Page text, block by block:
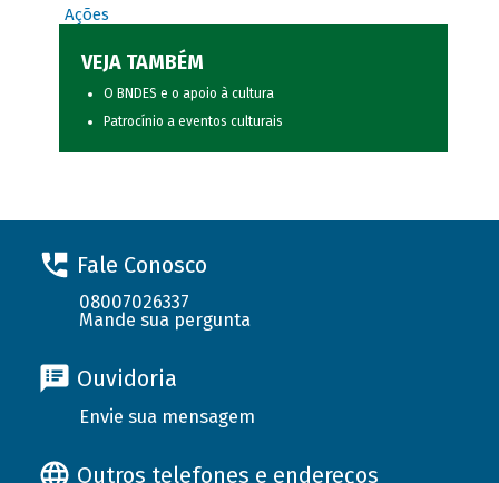
Ações
VEJA TAMBÉM
O BNDES e o apoio à cultura
Patrocínio a eventos culturais
Fale Conosco
08007026337
Mande sua pergunta
Ouvidoria
Envie sua mensagem
Outros telefones e endereços